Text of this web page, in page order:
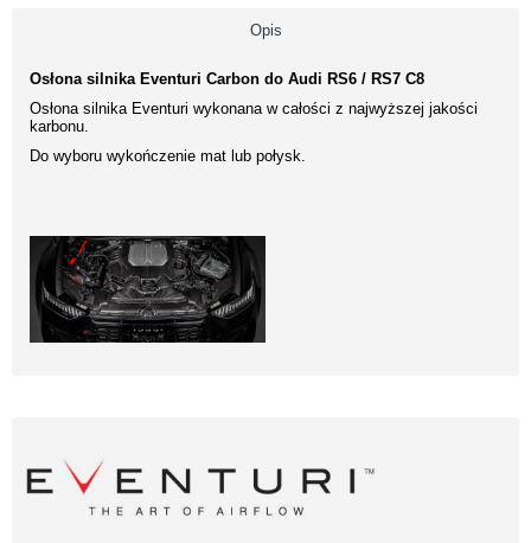
Opis
Osłona silnika Eventuri Carbon do Audi RS6 / RS7 C8
Osłona silnika Eventuri wykonana w całości z najwyższej jakości
karbonu.
Do wyboru wykończenie mat lub połysk.